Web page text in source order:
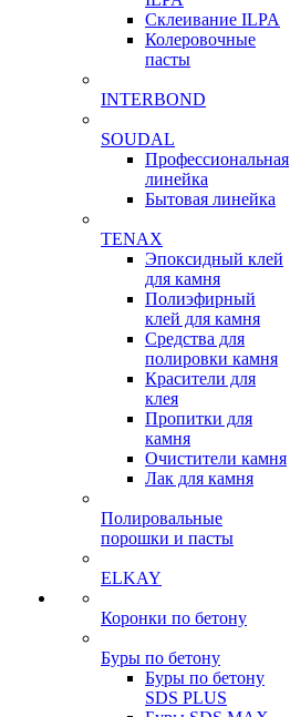
Склеивание ILPA
Колеровочные
пасты
INTERBOND
SOUDAL
Профессиональная
линейка
Бытовая линейка
TENAX
Эпоксидный клей
для камня
Полиэфирный
клей для камня
Средства для
полировки камня
Красители для
клея
Пропитки для
камня
Очистители камня
Лак для камня
Полировальные
порошки и пасты
ELKAY
Коронки по бетону
Буры по бетону
Буры по бетону
SDS PLUS